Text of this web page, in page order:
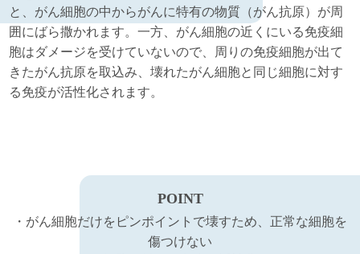
と、がん細胞の中からがんに特有の物質（がん抗原）が周
囲にばら撒かれます。一方、がん細胞の近くにいる免疫細
胞はダメージを受けていないので、周りの免疫細胞が出て
きたがん抗原を取込み、壊れたがん細胞と同じ細胞に対す
る免疫が活性化されます。
POINT
・がん細胞だけをピンポイントで壊すため、正常な細胞を
傷つけない